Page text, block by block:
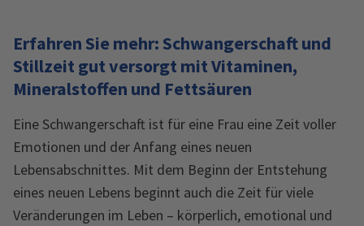
Erfahren Sie mehr: Schwangerschaft und
Stillzeit gut versorgt mit Vitaminen,
Mineralstoffen und Fettsäuren
Eine Schwangerschaft ist für eine Frau eine Zeit voller
Emotionen und der Anfang eines neuen
Lebensabschnittes. Mit dem Beginn der Entstehung
eines neuen Lebens beginnt auch die Zeit für viele
Veränderungen im Leben – körperlich, emotional und